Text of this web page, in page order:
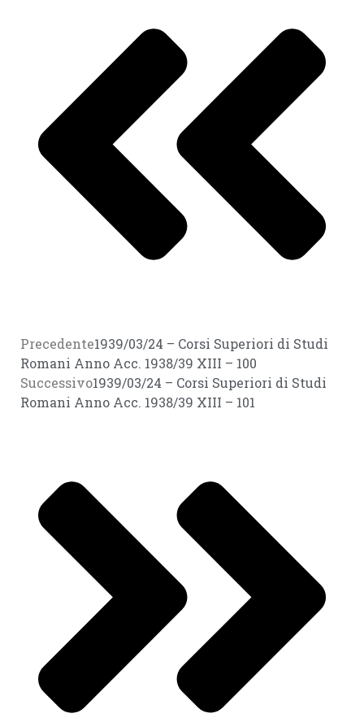
Precedente1939/03/24 – Corsi Superiori di Studi
Romani Anno Acc. 1938/39 XIII – 100
Successivo1939/03/24 – Corsi Superiori di Studi
Romani Anno Acc. 1938/39 XIII – 101